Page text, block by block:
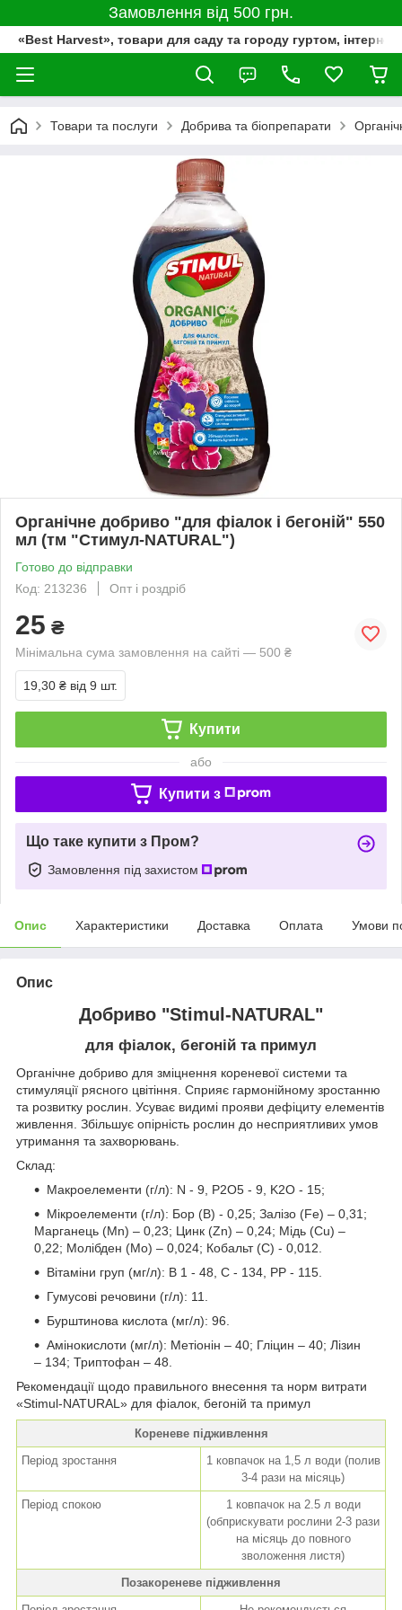
Замовлення від 500 грн.
«Best Harvest», товари для саду та городу гуртом,
Товари та послуги Добрива та біопрепарати
Органічне добриво "для фіалок і бегоній" 550
мл (тм "Стимул-NATURAL")
Готово до відправки
Код: 213236
Опт і роздріб
25 ₴
Мінімальна сума замовлення на сайті — 500 ₴
19,30 ₴ від 9 шт.
Купити
або
Купити з
Що таке купити з Пром?
Замовлення під захистом
Опис Характеристики Доставка Оплата Умови
Опис
Добриво "Stimul-NATURAL"
для фіалок, бегоній та примул
Органічне добриво для зміцнення кореневої системи та
стимуляції рясного цвітіння. Сприяє гармонійному зростанню
та розвитку рослин. Усуває видимі прояви дефіциту елементів
живлення. Збільшує опірність рослин до несприятливих умов
утримання та захворювань.
Склад:
Макроелементи (г/л): N - 9, P2О5 - 9, K2О - 15;
Мікроелементи (г/л): Бор (В) - 0,25; Залізо (Fe) – 0,31;
Марганець (Мn) – 0,23; Цинк (Zn) – 0,24; Мідь (Cu) –
0,22; Молібден (Мо) – 0,024; Кобальт (С) - 0,012.
Вітаміни груп (мг/л): B 1 - 48, C - 134, PP - 115.
Гумусові речовини (г/л): 11.
Бурштинова кислота (мг/л): 96.
Амінокислоти (мг/л): Метіонін – 40; Гліцин – 40; Лізин
– 134; Триптофан – 48.
Рекомендації щодо правильного внесення та норм витрати
«Stimul-NATURAL» для фіалок, бегоній та примул
Кореневе підживлення
Період зростання
1 ковпачок на 1,5 л води (полив
3-4 рази на місяць)
Період спокою
1 ковпачок на 2.5 л води
(обприскувати рослини 2-3 рази
на місяць до повного
зволоження листя)
Позакореневе підживлення